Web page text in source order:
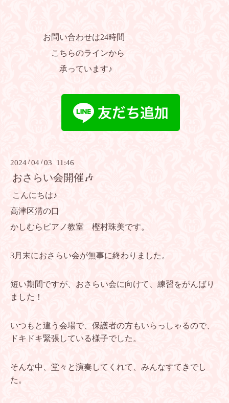
お問い合わせは24時間
こちらのラインから
承っています♪
2024 /04 /03 11:46
おさらい会開催🎶
こんにちは♪
高津区溝の口
かしむらピアノ教室 樫村珠美です。
3月末におさらい会が無事に終わりました。
短い期間ですが、おさらい会に向けて、練習をがんばり
ました！
いつもと違う会場で、保護者の方もいらっしゃるので、
ドキドキ緊張している様子でした。
そんな中、堂々と演奏してくれて、みんなすてきでし
た。